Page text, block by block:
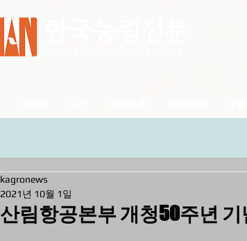
산림항공본부 개청50주년
kagronews
2021년 10월 1일